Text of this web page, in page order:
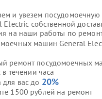
и увезем
Electric собственной
на наши работы по
машин General
ремонт посудомоечных
течении часа
для вас до 20%
1500 рублей на ремонт